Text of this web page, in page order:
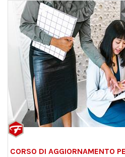
CORSO DI AGGIORNAMENTO